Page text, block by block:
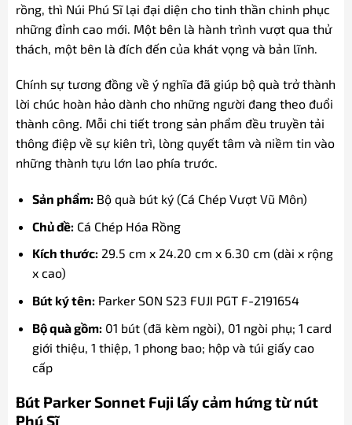
rồng, thì Núi Phú Sĩ lại đại diện cho tinh thần chinh phục
những đỉnh cao mới. Một bên là hành trình vượt qua thử
thách, một bên là đích đến của khát vọng và bản lĩnh.
Chính sự tương đồng về ý nghĩa đã giúp bộ quà trở thành
lời chúc hoàn hảo dành cho những người đang theo đuổi
thành công. Mỗi chi tiết trong sản phẩm đều truyền tải
thông điệp về sự kiên trì, lòng quyết tâm và niềm tin vào
những thành tựu lớn lao phía trước.
Sản phẩm: Bộ quà bút ký (Cá Chép Vượt Vũ Môn)
Chủ đề: Cá Chép Hóa Rồng
Kích thước: 29.5 cm x 24.20 cm x 6.30 cm (dài x rộng
x cao)
Bút ký tên: Parker SON S23 FUJI PGT F-2191654
Bộ quà gồm: 01 bút (đã kèm ngòi), 01 ngòi phụ; 1 card
giới thiệu, 1 thiệp, 1 phong bao; hộp và túi giấy cao
cấp
Bút Parker Sonnet Fuji lấy cảm hứng từ nút
Phú Sĩ